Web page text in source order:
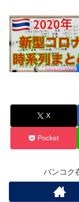
X
Pocket
バンコク